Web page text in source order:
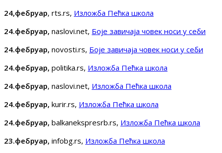
24,фебруар, rts.rs, Изложба Пећка школа
24.фебруар, naslovi.net, Боје завичаја човек носи у себи
24.фебруар, novosti.rs, Боје завичаја човек носи у себи
24.фебруар, politika.rs, Изложба Пећка школа
24.фебруар, naslovi.net, Изложба Пећка школа
24.фебруар, kurir.rs, Изложба Пећка школа
24.фебруар, balkanekspresrb.rs, Изложба Пећка школа
23.фебруар, infobg.rs, Изложба Пећка школа